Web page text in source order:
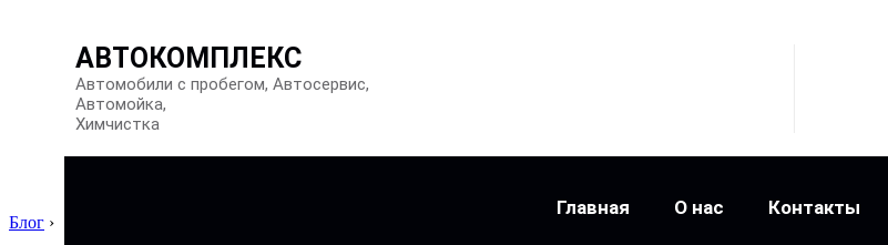
АВТОКОМПЛЕКС
Автомобили с пробегом, Автосервис,
Автомойка,
Химчистка
Главная О нас Контакты
Блог ›